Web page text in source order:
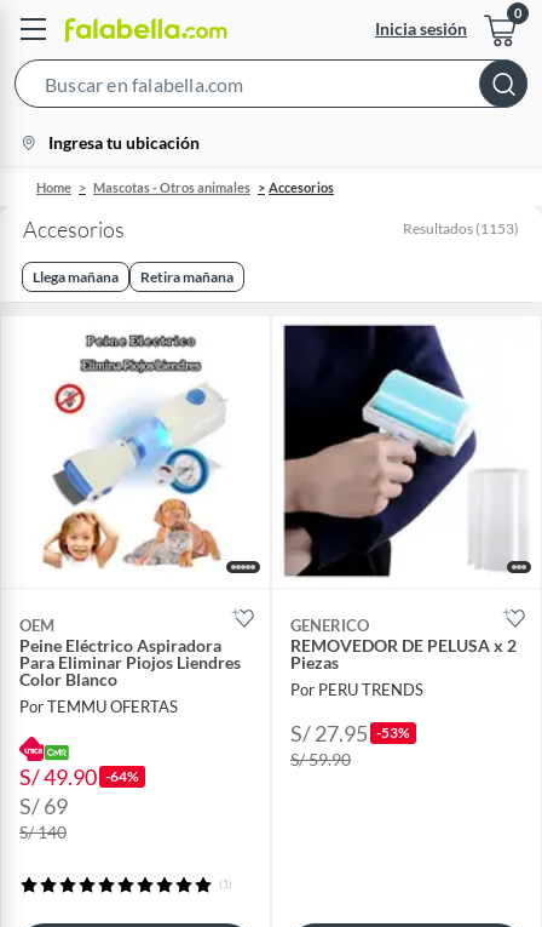
Inicia sesión
Bar
location-
icon
Ingresa tu ubicación
Home Mascotas - Otros animales Accesorios
Accesorios Resultados (1153)
Llega mañana Retira mañana
OEM
Peine Eléctrico Aspiradora
Para Eliminar Piojos Liendres
Color Blanco
Por TEMMU OFERTAS
S/ 49.90 -64%
S/ 69
S/ 140
(1)
GENERICO
REMOVEDOR DE PELUSA x 2
Piezas
Por PERU TRENDS
S/ 27.95 -53%
S/ 59.90